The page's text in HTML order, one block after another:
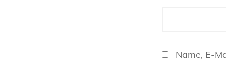
Name, E-